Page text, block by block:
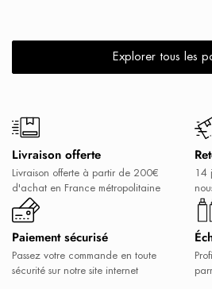
Explorer tous les
Livraison offerte
Livraison offerte à partir de 200€
d'achat en France métropolitaine
14
Paiement sécurisé
Passez votre commande en toute
sécurité sur notre site internet